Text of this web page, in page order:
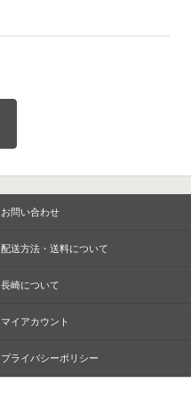
お問い合わせ
配送方法・送料について
長崎について
マイアカウント
プライバシーポリシー